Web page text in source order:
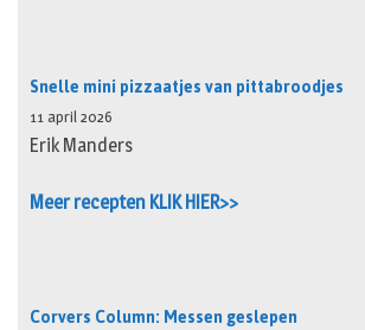
Snelle mini pizzaatjes van pittabroodjes
11 april 2026
Erik Manders
Meer recepten KLIK HIER>>
Corvers Column: Messen geslepen